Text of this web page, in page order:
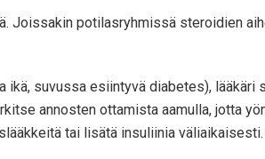
potilasryhmissä steroidien
suvussa esiintyvä diabetes), lääkäri
annosten ottamista aamulla, jotta
tai lisätä insuliinia